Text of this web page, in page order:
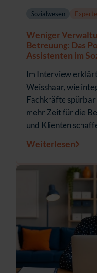
Sozialwesen
Weniger
Betreuung: Das
Assistenten im
Im Interview
Weisshaar, wie
Fachkräfte
mehr Zeit für die
und Klienten
Weiterlesen